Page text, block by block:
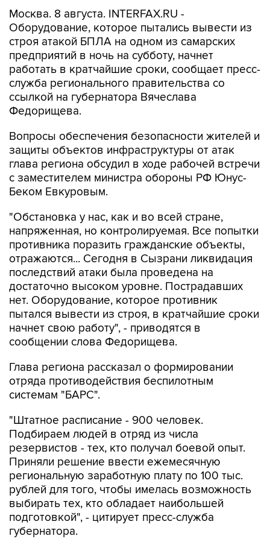
Москва. 8 августа. INTERFAX.RU -
Оборудование, которое пытались вывести из
строя атакой БПЛА на одном из самарских
предприятий в ночь на субботу, начнет
работать в кратчайшие сроки, сообщает пресс-
служба регионального правительства со
ссылкой на губернатора Вячеслава
Федорищева.
Вопросы обеспечения безопасности жителей и
защиты объектов инфраструктуры от атак
глава региона обсудил в ходе рабочей встречи
с заместителем министра обороны РФ Юнус-
Беком Евкуровым.
"Обстановка у нас, как и во всей стране,
напряженная, но контролируемая. Все попытки
противника поразить гражданские объекты,
отражаются... Сегодня в Сызрани ликвидация
последствий атаки была проведена на
достаточно высоком уровне. Пострадавших
нет. Оборудование, которое противник
пытался вывести из строя, в кратчайшие сроки
начнет свою работу", - приводятся в
сообщении слова Федорищева.
Глава региона рассказал о формировании
отряда противодействия беспилотным
системам "БАРС".
"Штатное расписание - 900 человек.
Подбираем людей в отряд из числа
резервистов - тех, кто получал боевой опыт.
Приняли решение ввести ежемесячную
региональную заработную плату по 100 тыс.
рублей для того, чтобы имелась возможность
выбирать тех, кто обладает наибольшей
подготовкой", - цитирует пресс-служба
губернатора.